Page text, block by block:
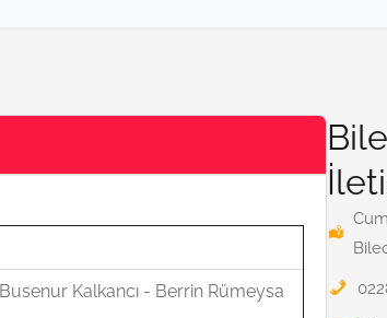
Kalkancı - Berrin Rümeysa